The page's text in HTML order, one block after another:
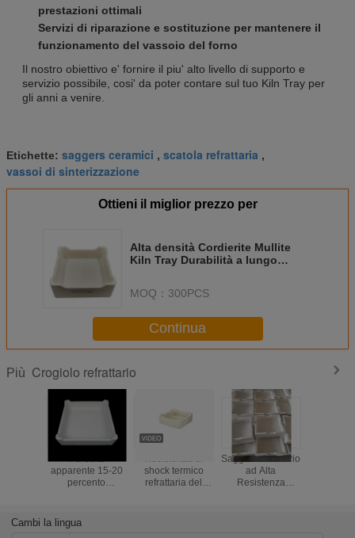
prestazioni ottimali
Servizi di riparazione e sostituzione per mantenere il
funzionamento del vassoio del forno
Il nostro obiettivo e' fornire il piu' alto livello di supporto e
servizio possibile, cosi' da poter contare sul tuo Kiln Tray per
gli anni a venire.
Etichette: saggers ceramici , scatola refrattaria ,
vassoi di sinterizzazione
Ottieni il miglior prezzo per
Alta densità Cordierite Mullite
Kiln Tray Durabilità a lungo
MOQ： 300PCS
Continua
Più Crogiolo refrattario
Porosità
apparente 15-20
percento
per vassoi da
forno ideale per
Resistenza di
shock termico
refrattaria del
Sagger Refrattario
ad Alta
Resistenza
Cambi la lingua